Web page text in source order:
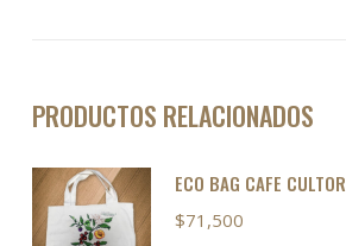
PRODUCTOS RELACIONADOS
ECO BAG CAFE CULTOR
$71,500